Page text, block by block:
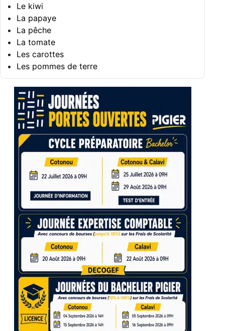
Le kiwi
La papaye
La pêche
La tomate
Les carottes
Les pommes de terre